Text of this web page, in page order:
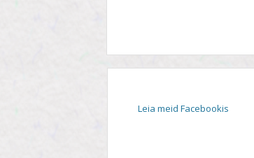
Leia meid Facebookis